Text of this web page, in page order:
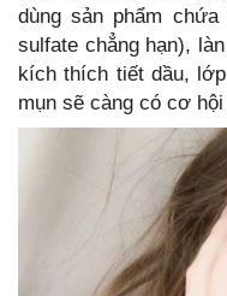
dùng sản phẩm
sulfate chẳng hạn),
kích thích tiết dầu,
mụn sẽ càng có cơ hội